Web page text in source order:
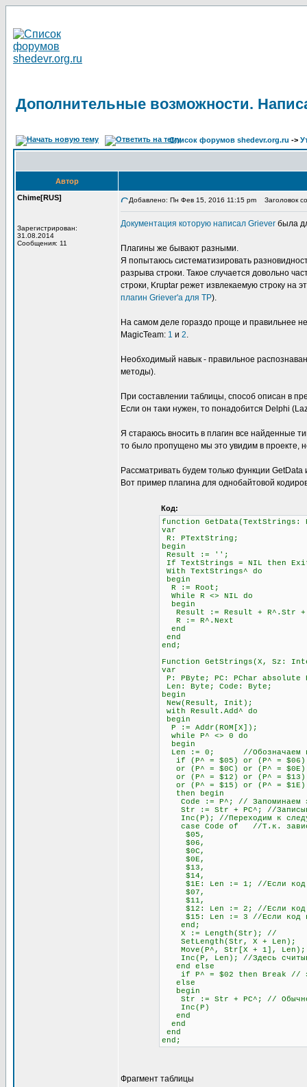
Дополнительные возможности.
Список форумов shedevr.org.ru ->
Автор
Chime[RUS]
Зарегистрирован:
31.08.2014
Сообщения: 11
Добавлено: Пн Фев 15, 2016 11:15 pm Заголовок
Документация которую написал Griever была
Плагины же бывают разными.
Я попытаюсь систематизировать
разрыва строки. Такое случается довольно
строки, Kruptar режет извлекаемую строку на
плагин Griever'а для TP).
На самом деле гораздо проще и правильнее
MagicTeam: 1 и 2.
Необходимый навык - правильное
методы).
При составлении таблицы, способ описан в
Если он таки нужен, то понадобится Delphi
Я стараюсь вносить в плагин все найденные
то было пропущено мы это увидим в проекте,
Рассматривать будем только функции
Вот пример плагина для однобайтовой
Код:
function
var
R: PTextString;
begin
Result := '';
If TextStrings = NIL then
With TextStrings^ do
begin
R := Root;
While R <> NIL do
begin
Result := Result + R^.Str +
R := R^.Next
end
end
end;
Function GetStrings(X, Sz:
var
P: PByte; PC: PChar absolute
Len: Byte; Code: Byte;
begin
New(Result, Init);
with Result.Add^ do
begin
P := Addr(ROM[X]);
while P^ <> 0 do
begin
Len := 0; //Обозначаем
if (P^ = $05) or (P^ = $06) or
or (P^ = $0C) or (P^ = $0E) or
or (P^ = $12) or (P^ = $13)
or (P^ = $15) or (P^ = $1E)
then begin
Code := P^; // Запоминаем
Str := Str + PC^; //
Inc(P); //Переходим к
case Code of //Т.к.
$05,
$06,
$0C,
$0E,
$13,
$14,
$1E: Len := 1; //Если код
$07,
$11,
$12: Len := 2; //Если код
$15: Len := 3 //Если код
end;
X := Length(Str); //
SetLength(Str, X +
Move(P^, Str[X + 1],
Inc(P, Len); //Здесь
end else
if P^ = $02 then Break // это
else
begin
Str := Str + PC^; // Обычное
Inc(P)
end
end
end
end;
Фрагмент таблицы